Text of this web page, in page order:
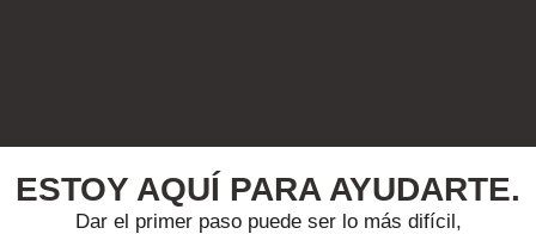
ESTOY AQUÍ PARA AYUDARTE.
Dar el primer paso puede ser lo más difícil,